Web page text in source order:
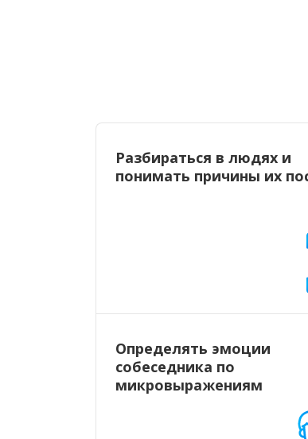
Разбираться в людях и
понимать причины их
Определять эмоции
собеседника по
микровыражениям